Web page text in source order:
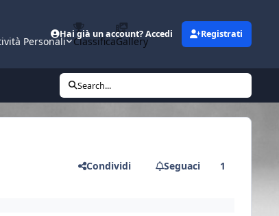
Personali ClassificaGallery
Hai già un account? Accedi Registrati
Search...
Condividi Seguaci 1